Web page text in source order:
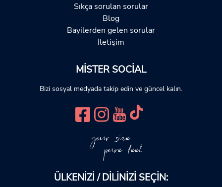
Sıkça sorulan sorular
Blog
Bayilerden gelen sorular
İletişim
MISTER SOCIAL
Bizi sosyal medyada takip edin ve güncel kalın.
your size
pure feel
ÜLKENIZI / DILINIZI SEÇIN: